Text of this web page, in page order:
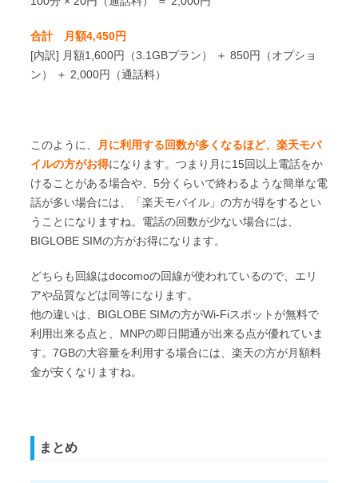
合計 月額4,450円
[内訳] 月額1,600円（3.1GBプラン） ＋ 850円（オプショ
ン） ＋ 2,000円（通話料）
このように、
月に利用する回数が多くなるほど、楽天モバ
イルの方がお得になります。つまり月に15回以上電話をか
けることがある場合や、5分くらいで終わるような簡単な電
話が多い場合には、「楽天モバイル」の方が得をするとい
うことになりますね。電話の回数が少ない場合には、
BIGLOBE SIMの方がお得になります。
どちらも回線はdocomoの回線が使われているので、エリ
アや品質などは同等になります。
他の違いは、BIGLOBE SIMの方がWi-Fiスポットが無料で
利用出来る点と、MNPの即日開通が出来る点が優れていま
す。7GBの大容量を利用する場合には、楽天の方が月額料
金が安くなりますね。
まとめ